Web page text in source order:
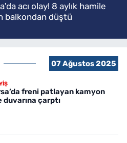
acı olay! 8 aylık hamile
balkondan düştü
07 Ağustos 2025
freni patlayan kamyon
duvarına çarptı